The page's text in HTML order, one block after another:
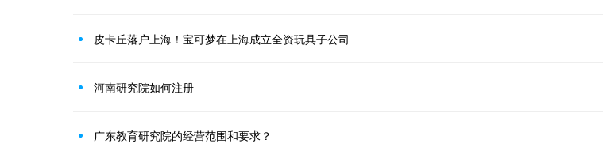
皮卡丘落户上海！宝可梦在上海成立全资玩具子公司
河南研究院如何注册
广东教育研究院的经营范围和要求？